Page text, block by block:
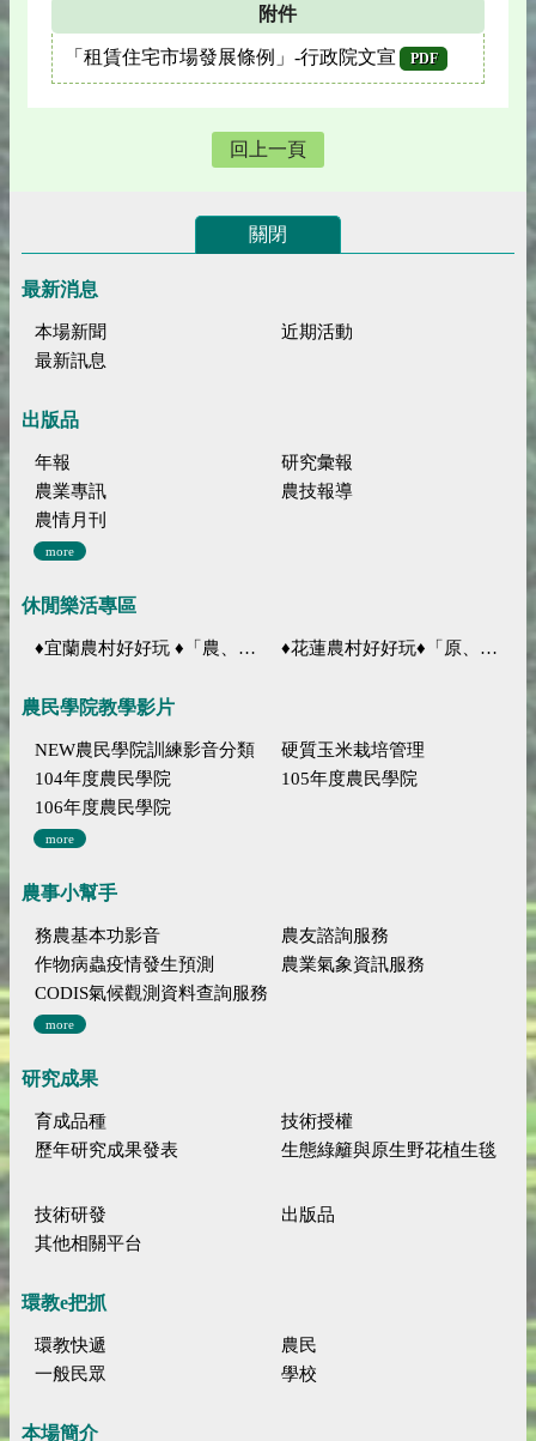
附件
「租賃住宅市場發展條例」-行政院文宣 PDF
回上一頁
關閉
最新消息
本場新聞
近期活動
最新訊息
出版品
年報
研究彙報
農業專訊
農技報導
農情月刊
more
休閒樂活專區
♦宜蘭農村好好玩 ♦「農、藝、山、水」四條遊程推薦 ♦花蓮農村好好玩♦「原、生、慢、活」四條遊程推薦
農民學院教學影片
NEW農民學院訓練影音分類
硬質玉米栽培管理
104年度農民學院
105年度農民學院
106年度農民學院
more
農事小幫手
務農基本功影音
農友諮詢服務
作物病蟲疫情發生預測
農業氣象資訊服務
CODIS氣候觀測資料查詢服務
more
研究成果
育成品種
技術授權
歷年研究成果發表
生態綠籬與原生野花植生毯
技術研發
出版品
其他相關平台
環教e把抓
環教快遞
農民
一般民眾
學校
本場簡介